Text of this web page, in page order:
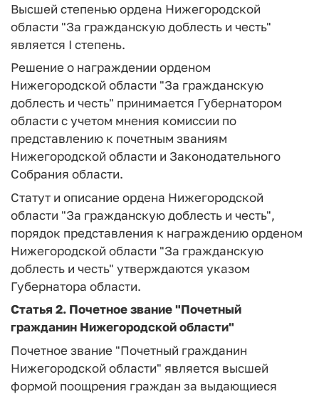
Высшей степенью ордена Нижегородской
области "За гражданскую доблесть и честь"
является I степень.
Решение о награждении орденом
Нижегородской области "За гражданскую
доблесть и честь" принимается Губернатором
области с учетом мнения комиссии по
представлению к почетным званиям
Нижегородской области и Законодательного
Собрания области.
Статут и описание ордена Нижегородской
области "За гражданскую доблесть и честь",
порядок представления к награждению орденом
Нижегородской области "За гражданскую
доблесть и честь" утверждаются указом
Губернатора области.
Статья 2. Почетное звание "Почетный
гражданин Нижегородской области"
Почетное звание "Почетный гражданин
Нижегородской области" является высшей
формой поощрения граждан за выдающиеся